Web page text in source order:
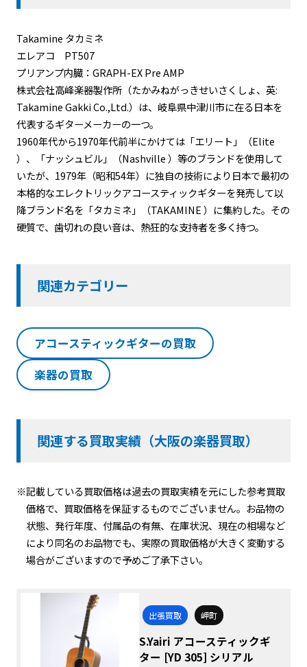
Takamine タカミネ
エレアコ PT507
プリアンプ内臓：GRAPH-EX Pre AMP
株式会社高峰楽器製作所（たかみねがっきせいさくしょ、英:
Takamine Gakki Co.,Ltd.）は、岐阜県中津川市に在る日本を
代表するギターメーカーの一つ。
1960年代から1970年代前半にかけては「エリート」（Elite
）、「ナッシュビル」（Nashville ）等のブランドを使用して
いたが、1979年（昭和54年）に独自の技術により日本で最初の
本格的なエレクトリックアコースティックギターを発売して以
降ブランド名を「タカミネ」（TAKAMINE ）に集約した。その
硬質で、歯切れの良い音は、熱狂的な支持者を多く持つ。
関連カテゴリー
アコースティックギターの買取
楽器の買取
関連する買取実績（大阪の楽器買取）
※記載している買取価格は過去の買取実績を元にした参考買取
価格で、買取価格を保証するものでございません。お品物の
状態、発行年度、付属品の有無、在庫状況、現在の相場など
により同名のお品物でも、実際の買取価格が大きく変動する
場合がございますので予めご了承下さい。
出張買取 岬町
S.Yairi アコースティックギ
ター [YD 305] シリアル